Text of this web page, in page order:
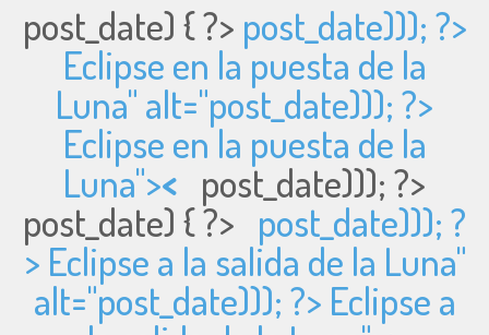
post_date) { ?> post_date))); ?>
Eclipse en la puesta de la
Luna" alt="post_date))); ?>
Eclipse en la puesta de la
Luna">< post_date))); ?>
post_date) { ?> post_date))); ?
> Eclipse a la salida de la Luna"
alt="post_date))); ?> Eclipse a